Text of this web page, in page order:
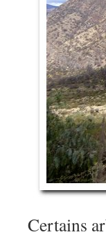
Certains